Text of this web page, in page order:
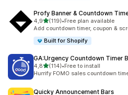
Profy Banner & Countdown
4,9de 5 estrelas
(119)
119 total de avaliações
•Free plan available
Add countdown timer, coupon &
Built for Shopify
GA:Urgency Countdown Timer
4,8de 5 estrelas
(114)
114 total de avaliações
•Free to install
Hurrify FOMO sales countdown
Quicky Announcement Bars